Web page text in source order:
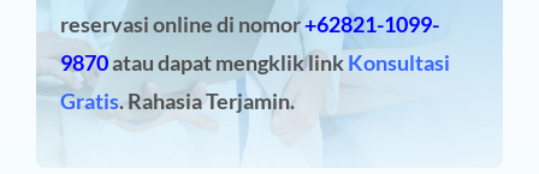
reservasi onlinedi nomor+62821-1099-
9870atau dapat mengklik linkKonsultasi
Gratis. Rahasia Terjamin.